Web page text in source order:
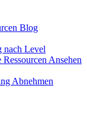
Blog
nach Level
Ressourcen Ansehen
Abnehmen